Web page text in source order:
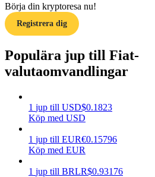
Börja din kryptoresa nu!
Registrera dig
Populära jup till Fiat-
valutaomvandlingar
1 jup till USD$0.1823
Köp med USD
1 jup till EUR€0.15796
Köp med EUR
1 jup till BRLR$0.93176